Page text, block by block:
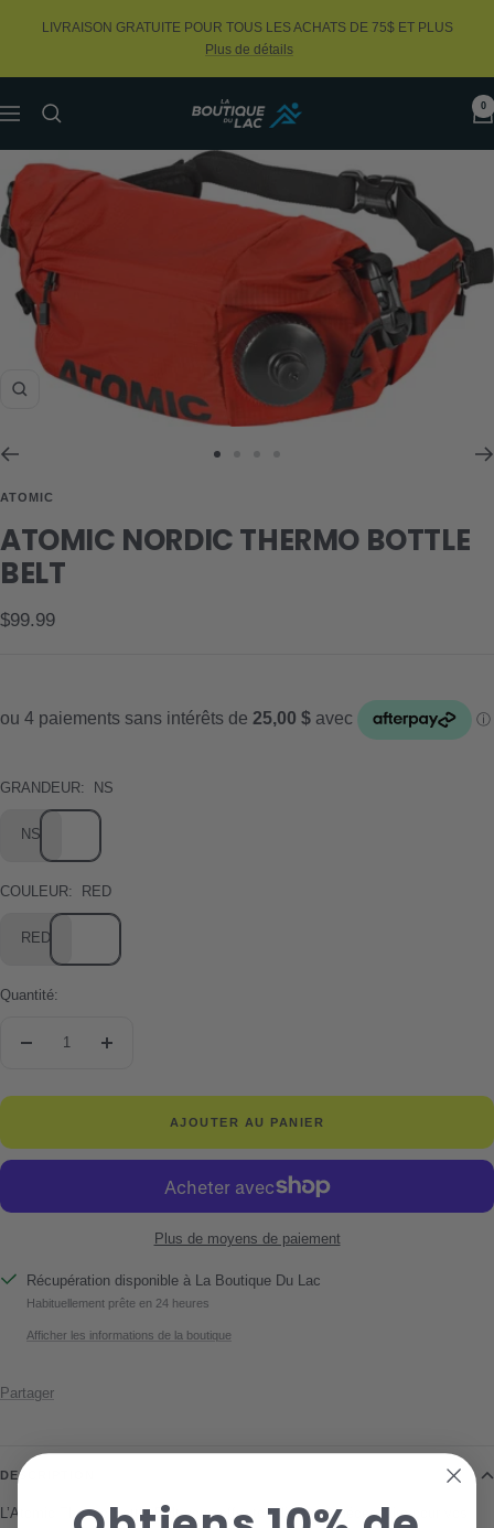
LIVRAISON GRATUITE POUR TOUS LES ACHATS DE 75$ ET PLUS
Plus de détails
Navigation
La
du
Lac
0
Zoom
1
3
ATOMIC
ATOMIC NORDIC THERMO BOTTLE
BELT
Prix
$99.99
GRANDEUR: NS
NS
COULEUR: RED
RED
Quantité:
Réduire
quantité
Augmenter
quantité
AJOUTER AU PANIER
Plus de moyens de paiement
Récupération disponible à La Boutique Du Lac
Habituellement prête en 24 heures
Afficher les informations de la boutique
Partager
DESCRIPTION
L’Atomic Thermo Bottle Belt vous offre tout l’espace nécessaire pour vos